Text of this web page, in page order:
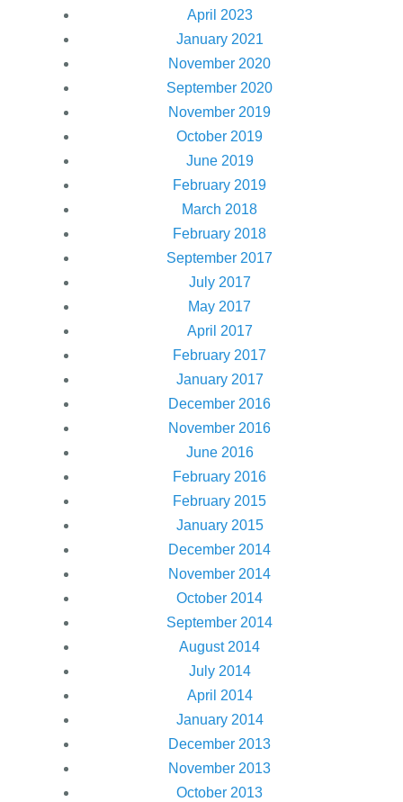
April 2023
January 2021
November 2020
September 2020
November 2019
October 2019
June 2019
February 2019
March 2018
February 2018
September 2017
July 2017
May 2017
April 2017
February 2017
January 2017
December 2016
November 2016
June 2016
February 2016
February 2015
January 2015
December 2014
November 2014
October 2014
September 2014
August 2014
July 2014
April 2014
January 2014
December 2013
November 2013
October 2013